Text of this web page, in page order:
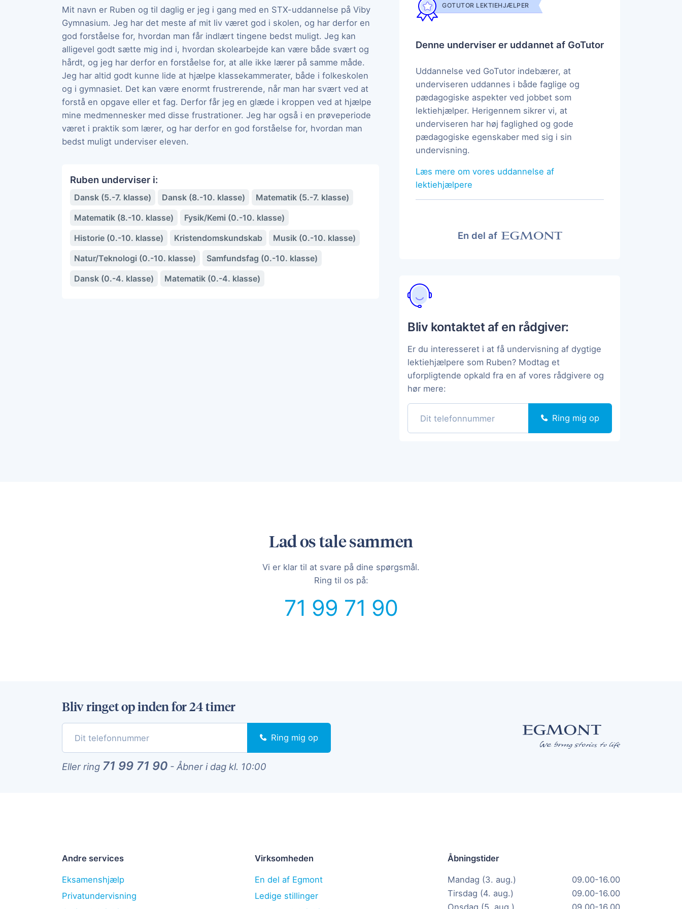
Mit navn er Ruben og til daglig er jeg i gang med en STX-uddannelse på Viby
Gymnasium. Jeg har det meste af mit liv været god i skolen, og har derfor en
god forståelse for, hvordan man får indlært tingene bedst muligt. Jeg kan
alligevel godt sætte mig ind i, hvordan skolearbejde kan være både svært og
hårdt, og jeg har derfor en forståelse for, at alle ikke lærer på samme måde.
Jeg har altid godt kunne lide at hjælpe klassekammerater, både i folkeskolen
og i gymnasiet. Det kan være enormt frustrerende, når man har svært ved at
forstå en opgave eller et fag. Derfor får jeg en glæde i kroppen ved at hjælpe
mine medmennesker med disse frustrationer. Jeg har også i en prøveperiode
været i praktik som lærer, og har derfor en god forståelse for, hvordan man
bedst muligt underviser eleven.
Ruben underviser i:
Dansk (5.-7. klasse) Dansk (8.-10. klasse)
Matematik (5.-7. klasse)
Matematik (8.-10. klasse)
Fysik/Kemi (0.-10. klasse)
Historie (0.-10. klasse)
Kristendomskundskab
Musik (0.-10. klasse)
Natur/Teknologi (0.-10. klasse)
Samfundsfag (0.-10. klasse)
Dansk (0.-4. klasse)
Matematik (0.-4. klasse)
GOTUTOR LEKTIEHJÆLPER
Denne underviser er uddannet af GoTutor
Uddannelse ved GoTutor indebærer, at
underviseren uddannes i både faglige og
pædagogiske aspekter ved jobbet som
lektiehjælper. Herigennem sikrer vi, at
underviseren har høj faglighed og gode
pædagogiske egenskaber med sig i sin
undervisning.
Læs mere om vores uddannelse af
lektiehjælpere
En del af
Bliv kontaktet af en rådgiver:
Er du interesseret i at få undervisning af dygtige
lektiehjælpere som Ruben? Modtag et
uforpligtende opkald fra en af vores rådgivere og
hør mere:
Ring mig op
Lad os tale sammen
Vi er klar til at svare på dine spørgsmål.
Ring til os på:
71 99 71 90
Bliv ringet op inden for 24 timer
Ring mig op
Eller ring 71 99 71 90 - Åbner i dag kl. 10:00
Andre services
Eksamenshjælp
Privatundervisning
Virksomheden
En del af Egmont
Ledige stillinger
Åbningstider
Mandag (3. aug.)
09.00-16.00
Tirsdag (4. aug.)
09.00-16.00
Onsdag (5. aug.)
09.00-16.00